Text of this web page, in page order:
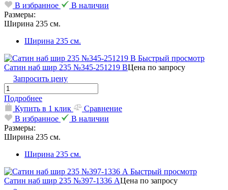
В избранное
В наличии
Размеры:
Ширина 235 см.
Ширина 235 см.
Быстрый просмотр
Сатин наб шир 235 №345-251219 ВЦена по запросу
Запросить цену
Подробнее
Купить в 1 клик
Сравнение
В избранное
В наличии
Размеры:
Ширина 235 см.
Ширина 235 см.
Быстрый просмотр
Сатин наб шир 235 №397-1336 АЦена по запросу